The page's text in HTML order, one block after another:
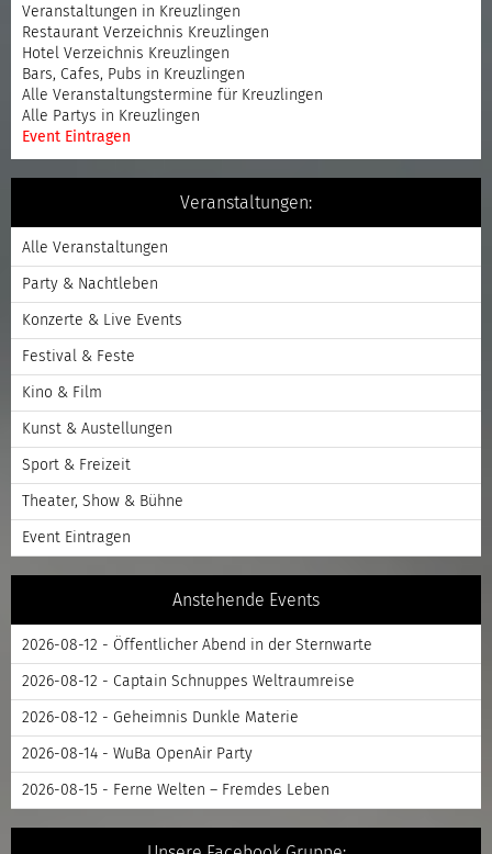
Veranstaltungen in Kreuzlingen
Restaurant Verzeichnis Kreuzlingen
Hotel Verzeichnis Kreuzlingen
Bars, Cafes, Pubs in Kreuzlingen
Alle Veranstaltungstermine für Kreuzlingen
Alle Partys in Kreuzlingen
Event Eintragen
Veranstaltungen:
Alle Veranstaltungen
Party & Nachtleben
Konzerte & Live Events
Festival & Feste
Kino & Film
Kunst & Austellungen
Sport & Freizeit
Theater, Show & Bühne
Event Eintragen
Anstehende Events
2026-08-12 - Öffentlicher Abend in der Sternwarte
2026-08-12 - Captain Schnuppes Weltraumreise
2026-08-12 - Geheimnis Dunkle Materie
2026-08-14 - WuBa OpenAir Party
2026-08-15 - Ferne Welten – Fremdes Leben